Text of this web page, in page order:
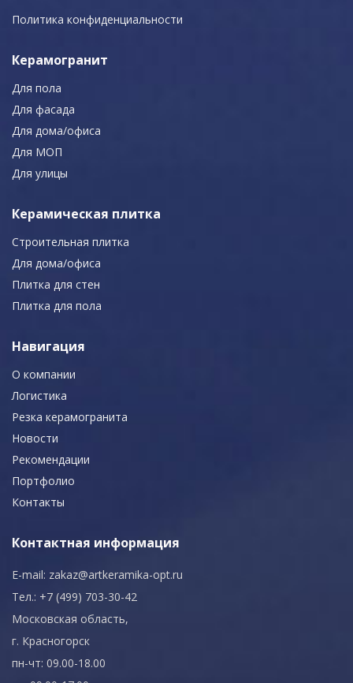
Политика конфиденциальности
Керамогранит
Для пола
Для фасада
Для дома/офиса
Для МОП
Для улицы
Керамическая плитка
Строительная плитка
Для дома/офиса
Плитка для стен
Плитка для пола
Навигация
О компании
Логистика
Резка керамогранита
Новости
Рекомендации
Портфолио
Контакты
Контактная информация
E-mail: zakaz@artkeramika-opt.ru
Тел.: +7 (499) 703-30-42
Московская область,
г. Красногорск
пн-чт: 09.00-18.00